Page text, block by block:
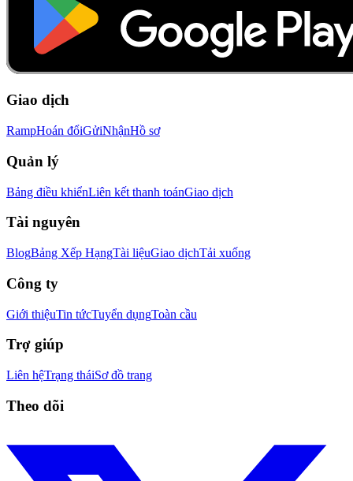
Giao dịch
RampHoán đổiGửiNhậnHồ sơ
Quản lý
Bảng điều khiểnLiên kết thanh toánGiao dịch
Tài nguyên
BlogBảng Xếp HạngTài liệuGiao dịchTải xuống
Công ty
Giới thiệuTin tứcTuyển dụngToàn cầu
Trợ giúp
Liên hệTrạng tháiSơ đồ trang
Theo dõi